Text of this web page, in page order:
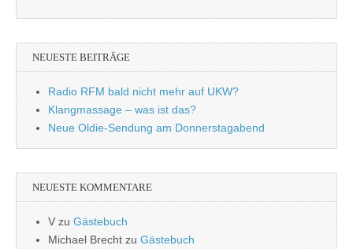
NEUESTE BEITRÄGE
Radio RFM bald nicht mehr auf UKW?
Klangmassage – was ist das?
Neue Oldie-Sendung am Donnerstagabend
NEUESTE KOMMENTARE
V zu Gästebuch
Michael Brecht zu Gästebuch